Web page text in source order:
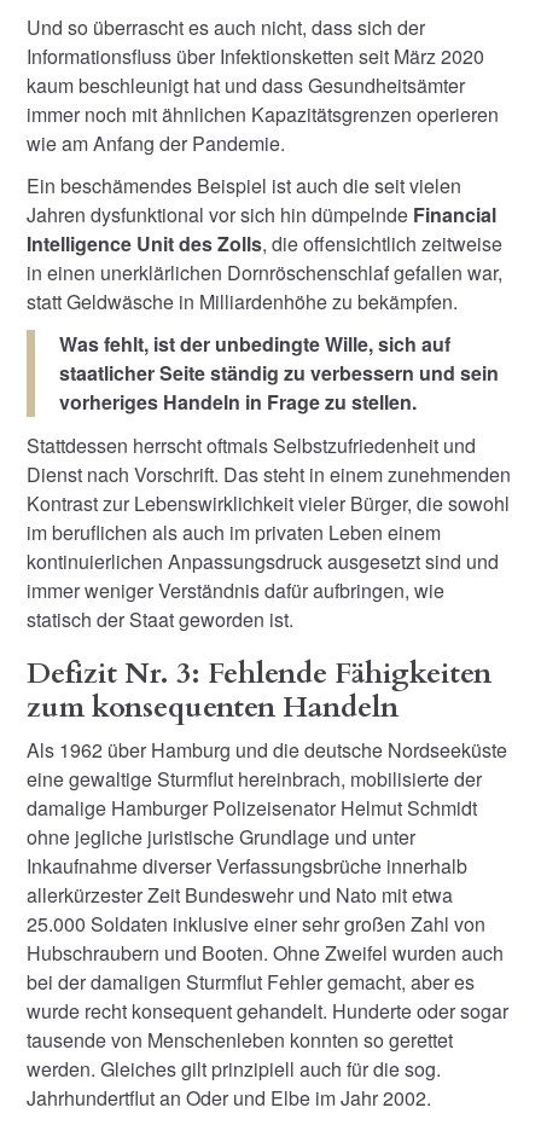
Und so überrascht es auch nicht, dass sich der
Informationsfluss über Infektionsketten seit März 2020
kaum beschleunigt hat und dass Gesundheitsämter
immer noch mit ähnlichen Kapazitätsgrenzen operieren
wie am Anfang der Pandemie.
Ein beschämendes Beispiel ist auch die seit vielen
Jahren dysfunktional vor sich hin dümpelnde Financial
Intelligence Unit des Zolls, die offensichtlich zeitweise
in einen unerklärlichen Dornröschenschlaf gefallen war,
statt Geldwäsche in Milliardenhöhe zu bekämpfen.
Was fehlt, ist der unbedingte Wille, sich auf
staatlicher Seite ständig zu verbessern und sein
vorheriges Handeln in Frage zu stellen.
Stattdessen herrscht oftmals Selbstzufriedenheit und
Dienst nach Vorschrift. Das steht in einem zunehmenden
Kontrast zur Lebenswirklichkeit vieler Bürger, die sowohl
im beruflichen als auch im privaten Leben einem
kontinuierlichen Anpassungsdruck ausgesetzt sind und
immer weniger Verständnis dafür aufbringen, wie
statisch der Staat geworden ist.
Defizit Nr. 3: Fehlende Fähigkeiten
zum konsequenten Handeln
Als 1962 über Hamburg und die deutsche Nordseeküste
eine gewaltige Sturmflut hereinbrach, mobilisierte der
damalige Hamburger Polizeisenator Helmut Schmidt
ohne jegliche juristische Grundlage und unter
Inkaufnahme diverser Verfassungsbrüche innerhalb
allerkürzester Zeit Bundeswehr und Nato mit etwa
25.000 Soldaten inklusive einer sehr großen Zahl von
Hubschraubern und Booten. Ohne Zweifel wurden auch
bei der damaligen Sturmflut Fehler gemacht, aber es
wurde recht konsequent gehandelt. Hunderte oder sogar
tausende von Menschenleben konnten so gerettet
werden. Gleiches gilt prinzipiell auch für die sog.
Jahrhundertflut an Oder und Elbe im Jahr 2002.